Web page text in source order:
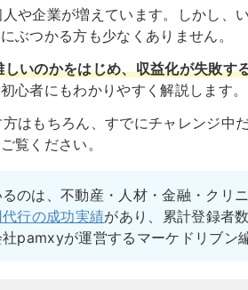
や企業が増えています。しかし、
ぶつかる方も少なくありません。
いのかをはじめ、収益化が失敗す
心者にもわかりやすく解説します。
はもちろん、すでにチャレンジ中
覧ください。
のは、不動産・人材・金融・クリ
行の成功実績があり、累計登録者
pamxyが運営するマーケドリブン